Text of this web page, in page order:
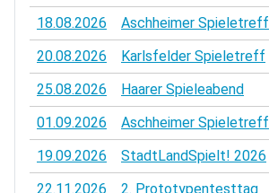
18.08.2026
Aschheimer Spieletreff
20.08.2026
Karlsfelder Spieletreff
25.08.2026
Haarer Spieleabend
01.09.2026
Aschheimer Spieletreff
19.09.2026
StadtLandSpielt! 2026
22.11.2026
2. Prototypentesttag